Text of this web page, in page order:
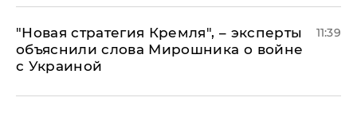
"Новая стратегия Кремля", – эксперты
объяснили слова Мирошника о войне
с Украиной
11:39